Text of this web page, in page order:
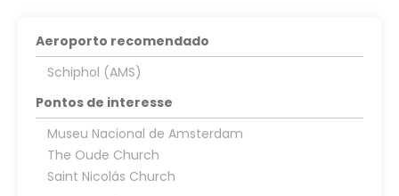
Aeroporto recomendado
Schiphol (AMS)
Pontos de interesse
Museu Nacional de Amsterdam
The Oude Church
Saint Nicolás Church